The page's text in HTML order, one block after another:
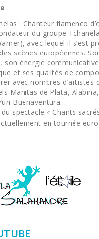
: Chanteur flamenco
du groupe
avec lequel il s’est
scènes européennes.
son énergie
et ses qualités de
avec nombres d’artistes
Manitas de Plata,
Buenaventura…
spectacle « Chants
en tournée